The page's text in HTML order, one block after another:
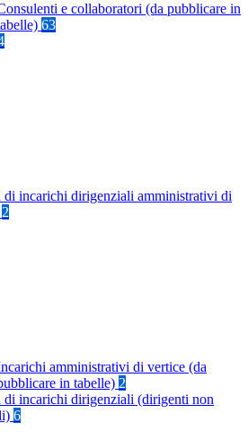
e collaboratori (da pubblicare in
63
di incarichi dirigenziali amministrativi di
2
amministrativi di vertice (da
in tabelle) 2
di incarichi dirigenziali (dirigenti non
6